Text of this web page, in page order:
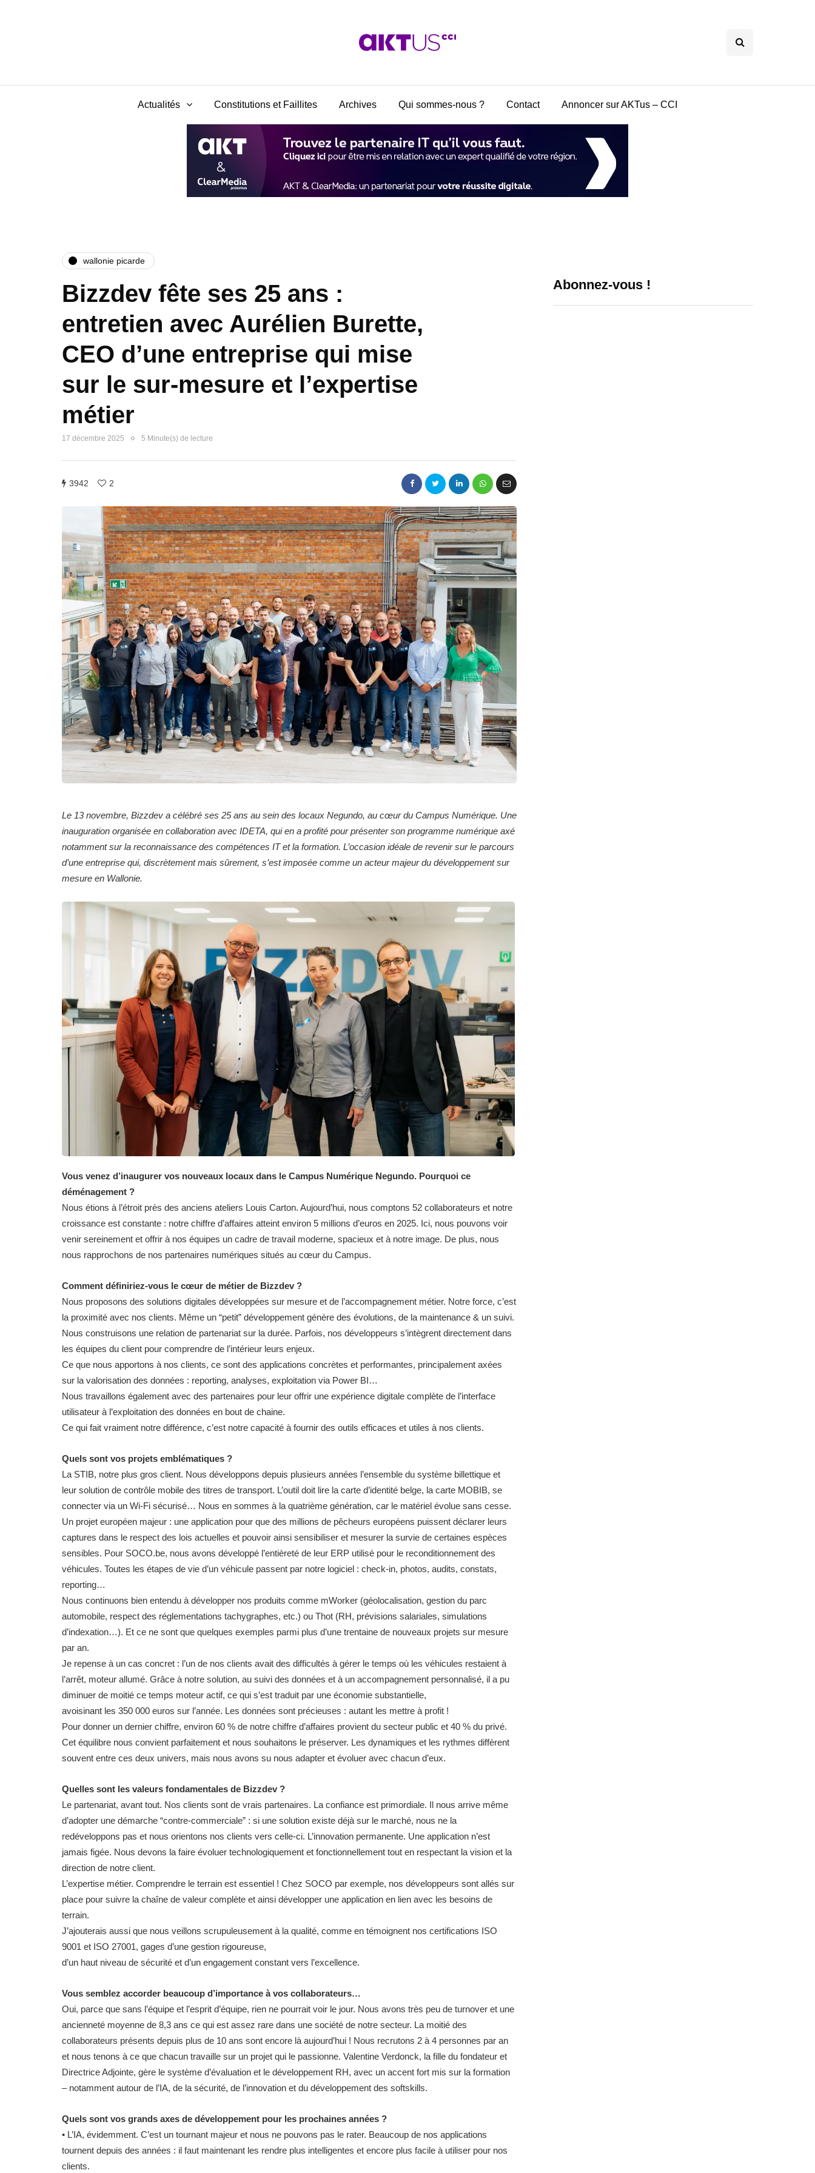
Actualités Constitutions et Faillites Archives Qui sommes-nous ? Contact Annoncer sur AKTus – CCI
wallonie picarde
Bizzdev fête ses 25 ans :
entretien avec Aurélien Burette,
CEO d’une entreprise qui mise
sur le sur-mesure et l’expertise
métier
17 décembre 2025 5 Minute(s) de lecture
3942 2
Le 13 novembre, Bizzdev a célébré ses 25 ans au sein des locaux Negundo, au cœur du Campus Numérique. Une
inauguration organisée en collaboration avec IDETA, qui en a profité pour présenter son programme numérique axé
notamment sur la reconnaissance des compétences IT et la formation. L’occasion idéale de revenir sur le parcours
d’une entreprise qui, discrètement mais sûrement, s’est imposée comme un acteur majeur du développement sur
mesure en Wallonie.
Vous venez d’inaugurer vos nouveaux locaux dans le Campus Numérique Negundo. Pourquoi ce
déménagement ?
Nous étions à l’étroit près des anciens ateliers Louis Carton. Aujourd’hui, nous comptons 52 collaborateurs et notre
croissance est constante : notre chiffre d’affaires atteint environ 5 millions d’euros en 2025. Ici, nous pouvons voir
venir sereinement et offrir à nos équipes un cadre de travail moderne, spacieux et à notre image. De plus, nous
nous rapprochons de nos partenaires numériques situés au cœur du Campus.
Comment définiriez-vous le cœur de métier de Bizzdev ?
Nous proposons des solutions digitales développées sur mesure et de l’accompagnement métier. Notre force, c’est
la proximité avec nos clients. Même un “petit” développement génère des évolutions, de la maintenance & un suivi.
Nous construisons une relation de partenariat sur la durée. Parfois, nos développeurs s’intègrent directement dans
les équipes du client pour comprendre de l’intérieur leurs enjeux.
Ce que nous apportons à nos clients, ce sont des applications concrètes et performantes, principalement axées
sur la valorisation des données : reporting, analyses, exploitation via Power BI…
Nous travaillons également avec des partenaires pour leur offrir une expérience digitale complète de l’interface
utilisateur à l’exploitation des données en bout de chaine.
Ce qui fait vraiment notre différence, c’est notre capacité à fournir des outils efficaces et utiles à nos clients.
Quels sont vos projets emblématiques ?
La STIB, notre plus gros client. Nous développons depuis plusieurs années l’ensemble du système billettique et
leur solution de contrôle mobile des titres de transport. L’outil doit lire la carte d’identité belge, la carte MOBIB, se
connecter via un Wi-Fi sécurisé… Nous en sommes à la quatrième génération, car le matériel évolue sans cesse.
Un projet européen majeur : une application pour que des millions de pêcheurs européens puissent déclarer leurs
captures dans le respect des lois actuelles et pouvoir ainsi sensibiliser et mesurer la survie de certaines espèces
sensibles. Pour SOCO.be, nous avons développé l’entièreté de leur ERP utilisé pour le reconditionnement des
véhicules. Toutes les étapes de vie d’un véhicule passent par notre logiciel : check-in, photos, audits, constats,
reporting…
Nous continuons bien entendu à développer nos produits comme mWorker (géolocalisation, gestion du parc
automobile, respect des réglementations tachygraphes, etc.) ou Thot (RH, prévisions salariales, simulations
d’indexation…). Et ce ne sont que quelques exemples parmi plus d’une trentaine de nouveaux projets sur mesure
par an.
Je repense à un cas concret : l’un de nos clients avait des difficultés à gérer le temps où les véhicules restaient à
l’arrêt, moteur allumé. Grâce à notre solution, au suivi des données et à un accompagnement personnalisé, il a pu
diminuer de moitié ce temps moteur actif, ce qui s’est traduit par une économie substantielle,
avoisinant les 350 000 euros sur l’année. Les données sont précieuses : autant les mettre à profit !
Pour donner un dernier chiffre, environ 60 % de notre chiffre d’affaires provient du secteur public et 40 % du privé.
Cet équilibre nous convient parfaitement et nous souhaitons le préserver. Les dynamiques et les rythmes diffèrent
souvent entre ces deux univers, mais nous avons su nous adapter et évoluer avec chacun d’eux.
Quelles sont les valeurs fondamentales de Bizzdev ?
Le partenariat, avant tout. Nos clients sont de vrais partenaires. La confiance est primordiale. Il nous arrive même
d’adopter une démarche “contre-commerciale” : si une solution existe déjà sur le marché, nous ne la
redéveloppons pas et nous orientons nos clients vers celle-ci. L’innovation permanente. Une application n’est
jamais figée. Nous devons la faire évoluer technologiquement et fonctionnellement tout en respectant la vision et la
direction de notre client.
L’expertise métier. Comprendre le terrain est essentiel ! Chez SOCO par exemple, nos développeurs sont allés sur
place pour suivre la chaîne de valeur complète et ainsi développer une application en lien avec les besoins de
terrain.
J’ajouterais aussi que nous veillons scrupuleusement à la qualité, comme en témoignent nos certifications ISO
9001 et ISO 27001, gages d’une gestion rigoureuse,
d’un haut niveau de sécurité et d’un engagement constant vers l’excellence.
Vous semblez accorder beaucoup d’importance à vos collaborateurs…
Oui, parce que sans l’équipe et l’esprit d’équipe, rien ne pourrait voir le jour. Nous avons très peu de turnover et une
ancienneté moyenne de 8,3 ans ce qui est assez rare dans une société de notre secteur. La moitié des
collaborateurs présents depuis plus de 10 ans sont encore là aujourd’hui ! Nous recrutons 2 à 4 personnes par an
et nous tenons à ce que chacun travaille sur un projet qui le passionne. Valentine Verdonck, la fille du fondateur et
Directrice Adjointe, gère le système d’évaluation et le développement RH, avec un accent fort mis sur la formation
– notamment autour de l’IA, de la sécurité, de l’innovation et du développement des softskills.
Quels sont vos grands axes de développement pour les prochaines années ?
• L’IA, évidemment. C’est un tournant majeur et nous ne pouvons pas le rater. Beaucoup de nos applications
tournent depuis des années : il faut maintenant les rendre plus intelligentes et encore plus facile à utiliser pour nos
clients.
Abonnez-vous !